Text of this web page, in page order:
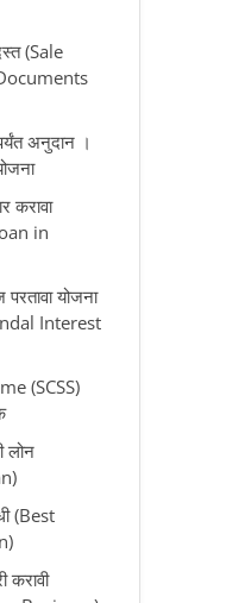
(Sale
अनुदान ।
करावा
in
योजना
Interest
(SCSS)
लोन
(Best
करावी